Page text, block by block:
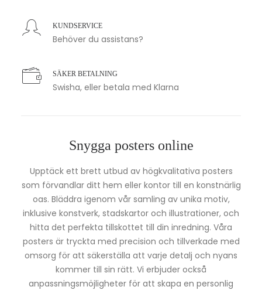
KUNDSERVICE
Behöver du assistans?
SÄKER BETALNING
Swisha, eller betala med Klarna
Snygga posters online
Upptäck ett brett utbud av högkvalitativa posters
som förvandlar ditt hem eller kontor till en konstnärlig
oas. Bläddra igenom vår samling av unika motiv,
inklusive konstverk, stadskartor och illustrationer, och
hitta det perfekta tillskottet till din inredning. Våra
posters är tryckta med precision och tillverkade med
omsorg för att säkerställa att varje detalj och nyans
kommer till sin rätt. Vi erbjuder också
anpassningsmöjligheter för att skapa en personlig